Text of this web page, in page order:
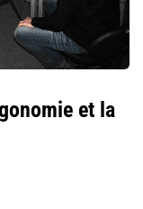
et la